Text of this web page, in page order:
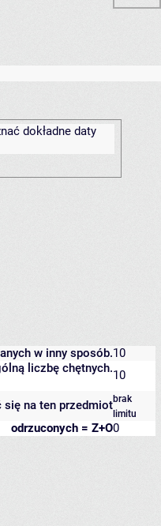
dokładne daty
w inny sposób.10
liczbę chętnych.10
się na ten przedmiotbrak
limitu
odrzuconych = Z+O0